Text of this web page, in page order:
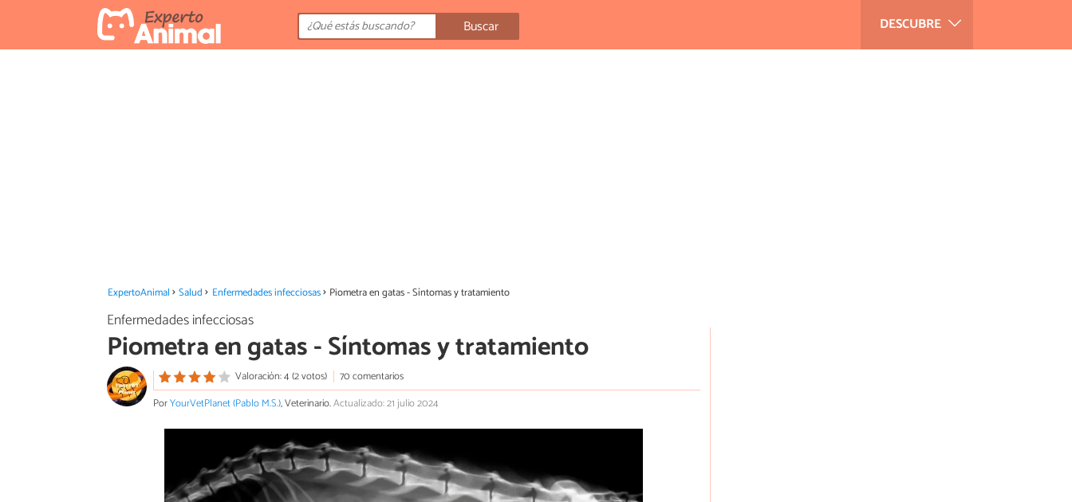
DESCUBRE
Buscar
ExpertoAnimal Salud Enfermedades infecciosas Piometra en gatas - Síntomas y tratamiento
Enfermedades infecciosas
Piometra en gatas - Síntomas y tratamiento
Valoración: 4 (2 votos)
70 comentarios
PorYourVetPlanet (Pablo M.S.), Veterinario.Actualizado: 21 julio 2024